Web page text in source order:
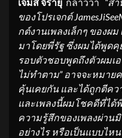
ของโปรเจกต์
กต์งานเพลงเล็กๆ ของผ
มาโดยพี่รัฐ ซึ่งผมได้พูด
รอบตัวชอบพูดถึงตัวผมเ
ไม่ทำตาม” อาจจะหมาย
คุ้นเคยกัน และได้ถูกตีค
และเพลงนี้ผมโชคดีที่ได้
ความรู้สึกของเพลงผ่าน
อย่างไร หรือเป็นแบบไห